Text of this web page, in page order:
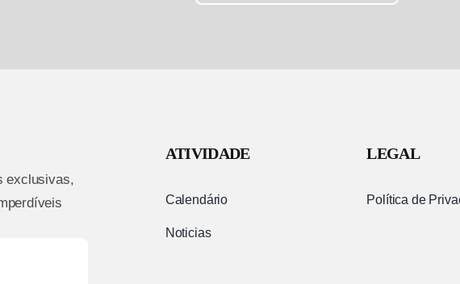
exclusivas,
ATIVIDADE
Calendário
Noticias
LEGAL
Política de